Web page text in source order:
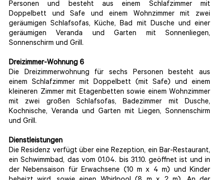
Personen und besteht aus einem Schlafzimmer mit
Doppelbett und Safe und einem Wohnzimmer mit zwei
geräumigen Schlafsofas, Küche, Bad mit Dusche und einer
geräumigen Veranda und Garten mit Sonnenliegen,
Sonnenschirm und Grill.
Dreizimmer-Wohnung 6
Die Dreizimmerwohnung für sechs Personen besteht aus
einem Schlafzimmer mit Doppelbett (mit Safe) und einem
kleineren Zimmer mit Etagenbetten sowie einem Wohnzimmer
mit zwei großen Schlafsofas, Badezimmer mit Dusche,
Kochnische, Veranda und Garten mit Liegen, Sonnenschirm
und Grill.
Dienstleistungen
Die Residenz verfügt über eine Rezeption, ein Bar-Restaurant,
ein Schwimmbad, das vom 01.04. bis 31.10. geöffnet ist und in
der Nebensaison für Erwachsene (10 m x 4 m) und Kinder